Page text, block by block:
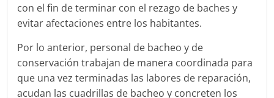
con el fin de terminar con el rezago de baches y
evitar afectaciones entre los habitantes.
Por lo anterior, personal de bacheo y de
conservación trabajan de manera coordinada para
que una vez terminadas las labores de reparación,
acudan las cuadrillas de bacheo y concreten los